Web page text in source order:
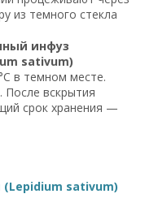
из темного стекла
инфуз
sativum)
в темном месте.
После вскрытия
срок хранения —
sativum)